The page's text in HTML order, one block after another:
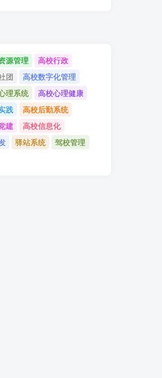
论文。
源管理
高校行政
团
高校数字化管理
理系统
高校心理健康
践
高校后勤系统
建
高校信息化
驿站系统
驾校管理